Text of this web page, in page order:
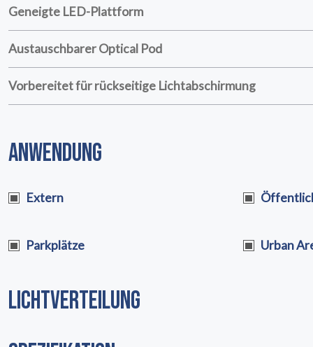
EARTHLIGHT
03
UNSERE
04
RECHTLICH
INFO
06
KONTAKT
Geneigte LED-Plattform
Austauschbarer Optical Pod
Vorbereitet für rückseitige Lichtabschirmung
ANWENDUNG
Extern
Parkplätze Urban
LICHTVERTEILUNG